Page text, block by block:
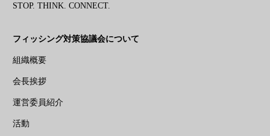
STOP. THINK. CONNECT.
フィッシング対策協議会について
組織概要
会長挨拶
運営委員紹介
活動